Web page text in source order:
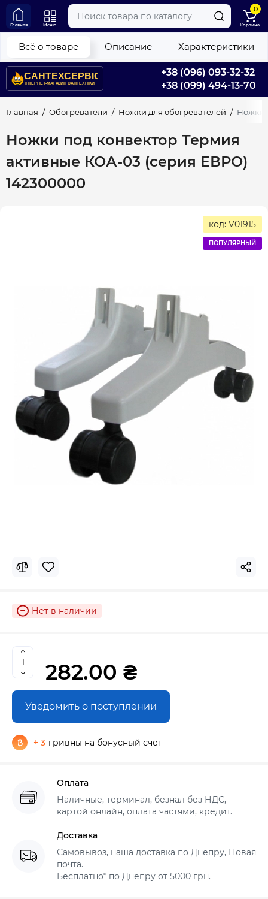
+38 (096) 093-32-32
+38 (099) 494-13-70
Главная Меню
0
Корзина
Главная Обогреватели Ножки для обогревателей Ножки
Ножки под конвектор Термия
активные КОА-03 (серия ЕВРО)
142300000
Всё о товаре Описание Характеристики
код: V01915
ПОПУЛЯРНЫЙ
Нет в наличии
282.00 ₴
Уведомить о поступлении
+ 3 гривны на бонусный счет
Оплата
Наличные, терминал, безнал без НДС,
картой онлайн, оплата частями, кредит.
Доставка
Самовывоз, наша доставка по Днепру, Новая
почта.
Бесплатно* по Днепру от 5000 грн.